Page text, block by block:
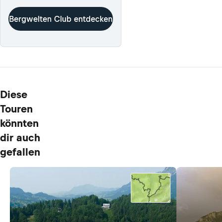
Bergwelten Club entdecken
Diese
Touren
könnten
dir auch
gefallen